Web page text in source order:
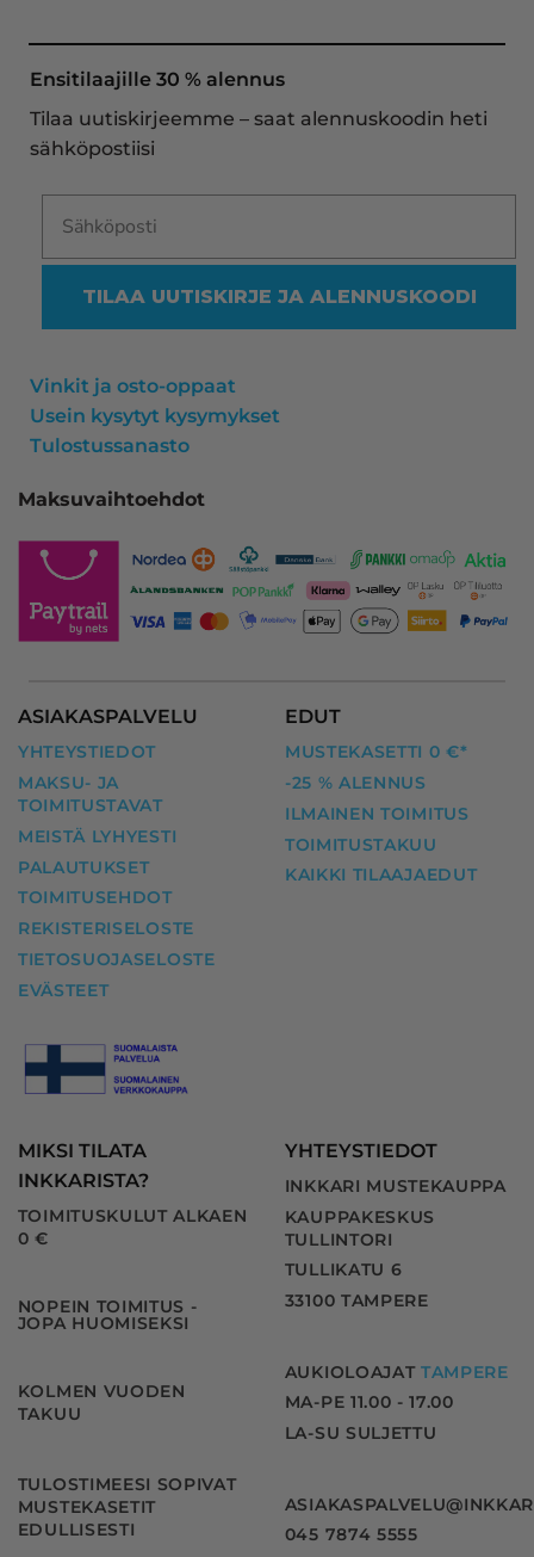
oli noudettavissa postin lokerosta tänään!! En
näe mitään syytä vaihtaa toimittajaa. Kaikki on
ollut mitään moitittavaa! Lämmin suositus!
Ensitilaajille 30 % alennus
Tilaa uutiskirjeemme – saat alennuskoodin heti
sähköpostiisi
TILAA UUTISKIRJE JA ALENNUSKOODI
Vinkit ja osto-oppaat
Usein kysytyt kysymykset
Tulostussanasto
Maksuvaihtoehdot
ASIAKASPALVELU
YHTEYSTIEDOT
MAKSU- JA
TOIMITUSTAVAT
MEISTÄ LYHYESTI
PALAUTUKSET
TOIMITUSEHDOT
REKISTERISELOSTE
TIETOSUOJASELOSTE
EVÄSTEET
EDUT
MUSTEKASETTI 0 €*
-25 % ALENNUS
ILMAINEN TOIMITUS
TOIMITUSTAKUU
KAIKKI TILAAJAEDUT
MIKSI TILATA
INKKARISTA?
TOIMITUSKULUT ALKAEN
0 €
NOPEIN TOIMITUS -
JOPA HUOMISEKSI
KOLMEN VUODEN
TAKUU
TULOSTIMEESI SOPIVAT
MUSTEKASETIT
EDULLISESTI
YHTEYSTIEDOT
INKKARI MUSTEKAUPPA
KAUPPAKESKUS
TULLINTORI
TULLIKATU 6
33100 TAMPERE
AUKIOLOAJAT TAMPERE
MA-PE 11.00 - 17.00
LA-SU SULJETTU
045 7874 5555